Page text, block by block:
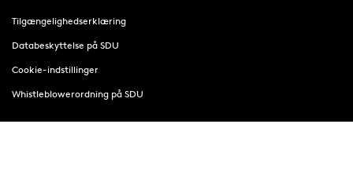
Tilgængelighedserklæring
Databeskyttelse på SDU
Cookie-indstillinger
Whistleblowerordning på SDU